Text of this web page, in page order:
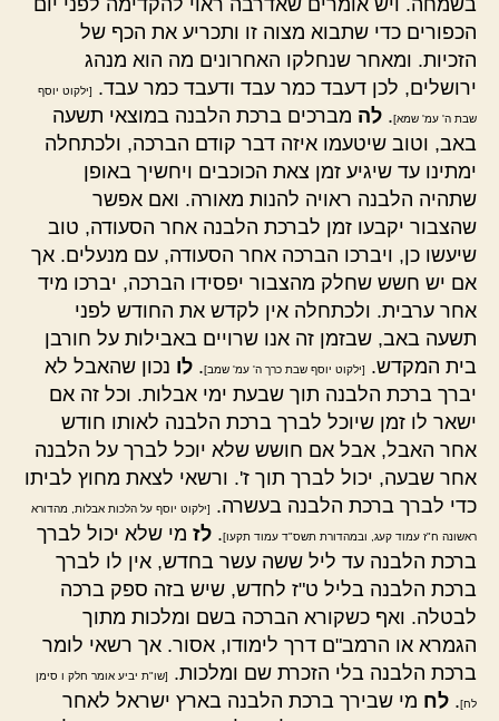
בשמחה. ויש אומרים שאדרבה ראוי להקדימה לפני יום
הכפורים כדי שתבוא מצוה זו ותכריע את הכף של
הזכיות. ומאחר שנחלקו האחרונים מה הוא מנהג
ירושלים, לכן דעבד כמר עבד ודעבד כמר עבד.
[ילקוט יוסף
שבת ה' עמ' שמא]. לה מברכים ברכת הלבנה במוצאי תשעה
באב, וטוב שיטעמו איזה דבר קודם הברכה, ולכתחלה
ימתינו עד שיגיע זמן צאת הכוכבים ויחשיך באופן
שתהיה הלבנה ראויה להנות מאורה. ואם אפשר
שהצבור יקבעו זמן לברכת הלבנה אחר הסעודה, טוב
שיעשו כן, ויברכו הברכה אחר הסעודה, עם מנעלים. אך
אם יש חשש שחלק מהצבור יפסידו הברכה, יברכו מיד
אחר ערבית. ולכתחלה אין לקדש את החודש לפני
תשעה באב, שבזמן זה אנו שרויים באבילות על חורבן
בית המקדש.
[ילקוט יוסף שבת כרך ה' עמ' שמב]. לו נכון שהאבל לא
יברך ברכת הלבנה תוך שבעת ימי אבלות. וכל זה אם
ישאר לו זמן שיוכל לברך ברכת הלבנה לאותו חודש
אחר האבל, אבל אם חושש שלא יוכל לברך על הלבנה
אחר שבעה, יכול לברך תוך ז'. ורשאי לצאת מחוץ לביתו
כדי לברך ברכת הלבנה בעשרה.
[ילקוט יוסף על הלכות אבלות, מהדורא
ראשונה ח"ז עמוד קעג, ובמהדורת תשס"ד עמוד תקעו]. לז מי שלא יכול לברך
ברכת הלבנה עד ליל ששה עשר בחדש, אין לו לברך
ברכת הלבנה בליל ט"ז לחדש, שיש בזה ספק ברכה
לבטלה. ואף כשקורא הברכה בשם ומלכות מתוך
הגמרא או הרמב"ם דרך לימודו, אסור. אך רשאי לומר
ברכת הלבנה בלי הזכרת שם ומלכות.
[שו"ת יביע אומר חלק ו סימן
לח]. לח מי שבירך ברכת הלבנה בארץ ישראל לאחר